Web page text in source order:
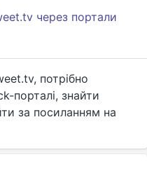
через портали
потрібно
порталі, знайти
за посиланням на